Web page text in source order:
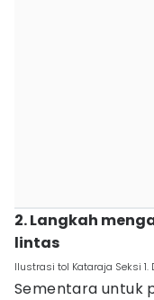
2. Langkah
lintas
Ilustrasi tol Kataraja Seksi 1.
Sementara untuk